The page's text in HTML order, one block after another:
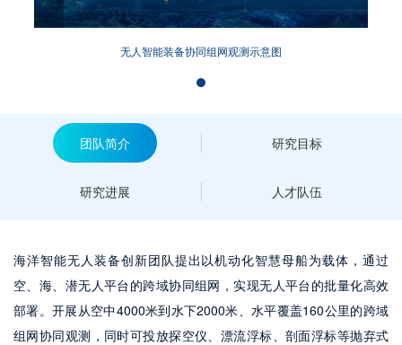
无人智能装备协同组网观测示意图
团队简介 研究目标
研究进展 人才队伍
海洋智能无人装备创新团队提出以机动化智慧母船为载体，通过
空、海、潜无人平台的跨域协同组网，实现无人平台的批量化高效
部署。开展从空中4000米到水下2000米、水平覆盖160公里的跨域
组网协同观测，同时可投放探空仪、漂流浮标、剖面浮标等抛弃式